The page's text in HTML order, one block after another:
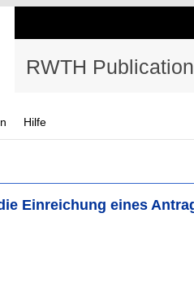
RWTH
Hilfe
Einreichung eines